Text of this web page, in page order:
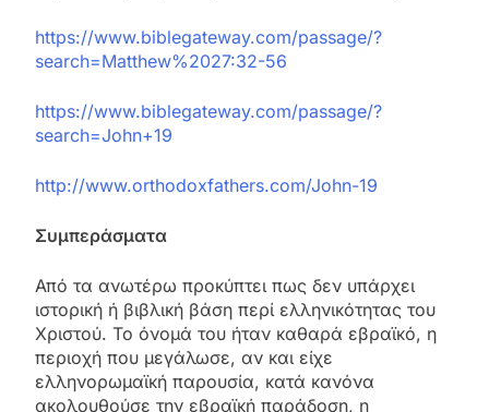
https://www.biblegateway.com/passage/?
search=Matthew%2027:32-56
https://www.biblegateway.com/passage/?
search=John+19
http://www.orthodoxfathers.com/John-19
Συμπεράσματα
Από τα ανωτέρω προκύπτει πως δεν υπάρχει
ιστορική ή βιβλική βάση περί ελληνικότητας του
Χριστού. Το όνομά του ήταν καθαρά εβραϊκό, η
περιοχή που μεγάλωσε, αν και είχε
ελληνορωμαϊκή παρουσία, κατά κανόνα
ακολουθούσε την εβραϊκή παράδοση, η